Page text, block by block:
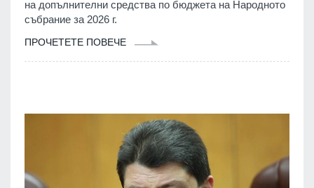
на допълнителни средства по бюджета на Народното
събрание за 2026 г.
ПРОЧЕТЕТЕ ПОВЕЧЕ